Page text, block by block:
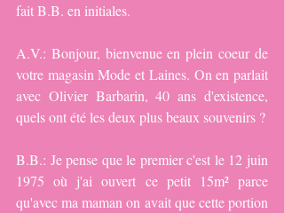
fait B.B. en initiales.
A.V.: Bonjour, bienvenue en plein coeur de
votre magasin Mode et Laines. On en parlait
avec Olivier Barbarin, 40 ans d'existence,
quels ont été les deux plus beaux souvenirs ?
B.B.: Je pense que le premier c'est le 12 juin
1975 où j'ai ouvert ce petit 15m² parce
qu'avec ma maman on avait que cette portion